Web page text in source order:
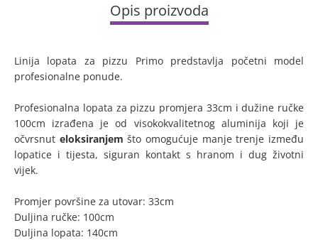
Opis proizvoda
Linija lopata za pizzu Primo predstavlja početni model
profesionalne ponude.
Profesionalna lopata za pizzu promjera 33cm i dužine ručke
100cm izrađena je od visokokvalitetnog aluminija koji je
očvrsnut eloksiranjem što omogućuje manje trenje između
lopatice i tijesta, siguran kontakt s hranom i dug životni
vijek.
Promjer površine za utovar: 33cm
Duljina ručke: 100cm
Duljina lopata: 140cm